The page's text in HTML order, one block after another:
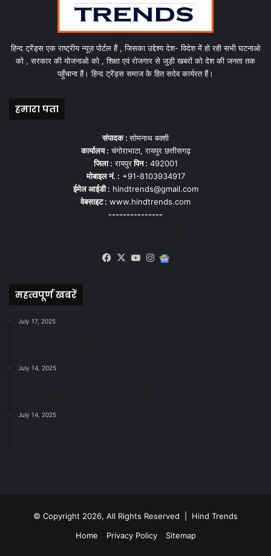
हिन्द ट्रेंड्स एक राष्ट्रीय न्यूज़ पोर्टल हैं , जिसका उद्देश्य देश- विदेश में हो रही सभी घटनाओ
को , सरकार की योजनाओ को , शिक्षा एवं रोजगार से जुड़ी खबरों को देश की जनता तक
पहुँचाना हैं। हिन्द ट्रेंड्स समाज के हित सदेव कार्यरत हैं।
हमारा पता
संपादक :सोमनाथ बक्शी
कार्यालय : चंगोराभाटा, रायपुर छत्तीसगढ़
जिला : रायपुरपिन : 492001
मोबाइल नं. : +91-8103934917
ईमेल आईडी : hindtrends@gmail.com
वेबसाइट : www.hindtrends.com
---------------
Facebook
X YouTubeInstagram
महत्वपूर्ण खबरें
July 17, 2025
July 14, 2025
July 14, 2025
© Copyright 2026, All Rights Reserved | Hind Trends
Home
Privacy Policy Sitemap